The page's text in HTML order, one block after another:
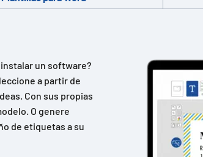
un software?
a partir de
Con sus propias
O genere
de etiquetas a su